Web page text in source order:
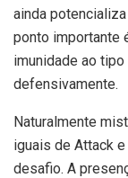
ainda
ponto importante
imunidade ao tipo
defensivamente.
Naturalmente
iguais de Attack
desafio. A